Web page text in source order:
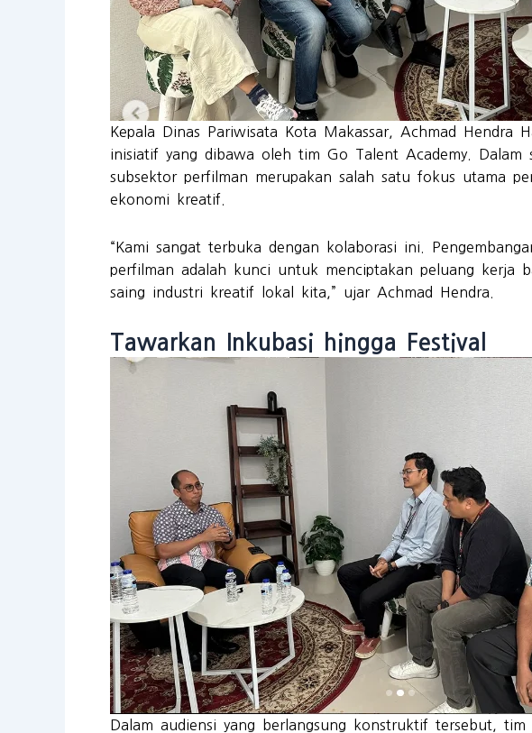
Kepala Dinas Pariwisata Kota Makassar, Achmad Hendra
inisiatif yang dibawa oleh tim Go Talent Academy. Dalam
subsektor perfilman merupakan salah satu fokus utama
ekonomi kreatif.
“Kami sangat terbuka dengan kolaborasi ini.
perfilman adalah kunci untuk menciptakan peluang kerja
saing industri kreatif lokal kita,” ujar Achmad Hendra.
Tawarkan Inkubasi hingga Festival
Dalam audiensi yang berlangsung konstruktif tersebut, tim